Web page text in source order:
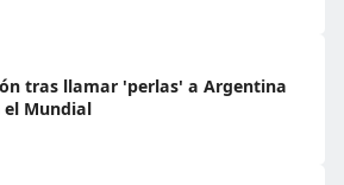
tras llamar 'perlas' a Argentina
Mundial